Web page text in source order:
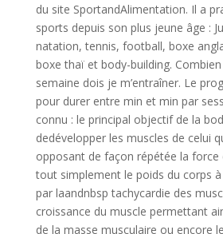
du site SportandAlimentation. Il a
sports depuis son plus jeune âge :
natation, tennis, football, boxe
boxe thaï et body-building.
semaine dois je m’entraîner. Le
pour durer entre min et min par
connu : le principal objectif de la
dedévelopper les muscles de celui
opposant de façon répétée la force
tout simplement le poids du corps
par laandnbsp tachycardie des
croissance du muscle permettant
de la masse musculaire ou encore